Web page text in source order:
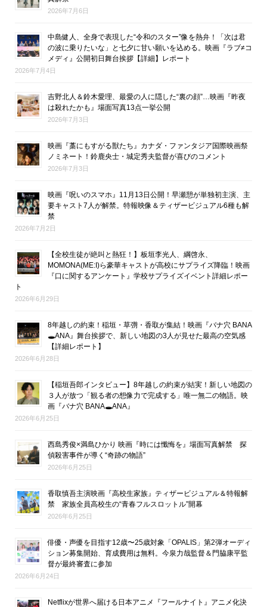
2026年7月6日
中島健人、全身で表現した“令和のスター”像を熱弁！「次は君
の波に乗りたいな」と七夕に甘い願いを込める。映画『ラブ≠コ
メディ』公開初日舞台挨拶【詳細】レポート
2026年7月4日
吉野北人＆鈴木愛理、最愛の人に隠した“裏の顔”…映画『昨夜
は殺れたかも』場面写真13点一挙公開
2026年7月3日
映画『藁にもすがる獣たち』カナダ・ファンタジア国際映画祭
ノミネート！鈴鹿央士・城定秀夫監督が喜びのコメント
2026年7月3日
映画『呪いのスマホ』11月13日公開！早瀬憩が単独初主演、主
要キャスト7人が解禁。特報映像＆ティザービジュアル6種も解
禁
2026年7月2日
【全校生徒が絶叫と熱狂！】板垣李光人、綱啓永、
MOMONA(ME:I)ら豪華キャストが高校にサプライズ降臨！映画
『口に関するアンケート』学校サプライズイベント詳細レポー
ト
2026年6月29日
8年越しの約束！稲垣・草彅・香取が集結！映画『バナ穴 BANA
🕳ANA』舞台挨拶で、新しい地図の3人が見せた最高の空気感
【詳細レポート】
2026年6月28日
【稲垣吾郎インタビュー】8年越しの約束が結実！新しい地図の
３人が放つ「観る者の想像力で完成する」唯一無二の物語。映
画『バナ穴 BANA🕳ANA』
2026年6月25日
西島秀俊×満島ひかり 映画『時には懺悔を』場面写真解禁 探
偵殺害事件が導く“奇跡の物語”
2026年6月25日
香取慎吾主演映画『高校生家族』ティザービジュアル＆特報解
禁 家族全員高校生の“青春フルスロットル”開幕
2026年6月25日
俳優・声優を目指す12歳〜25歳対象「OPALIS」第2弾オーディ
ション募集開始、育成費用は無料。今泉力哉監督＆門脇康平監
督が最終審査に参加
2026年6月24日
Netflixが世界へ届ける日本アニメ『フールナイト』アニメ化決